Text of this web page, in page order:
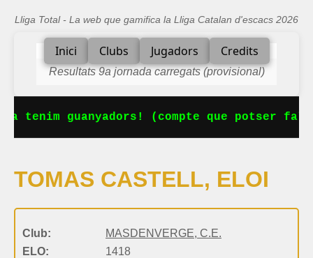
Lliga Total - La web que gamifica la Lliga Catalan d'escacs 2026
Inici Clubs Jugadors Credits
Resultats 9a jornada carregats (provisional)
tenim guanyadors! (compte que potser
TOMAS CASTELL, ELOI
Club:
MASDENVERGE, C.E.
ELO:
1418